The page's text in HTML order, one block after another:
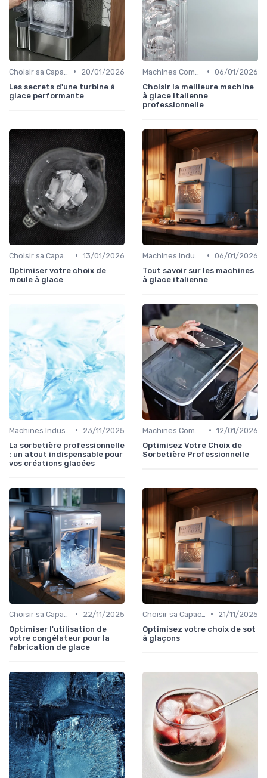
•
20/01/2026
Les secrets d'une turbine à
glace performante
• 06/01/2026
Choisir la meilleure machine
à glace italienne
professionnelle
• 13/01/2026
Optimiser votre choix de
moule à glace
• 06/01/2026
Tout savoir sur les machines
à glace italienne
•
23/11/2025
La sorbetière professionnelle
: un atout indispensable pour
vos créations glacées
• 12/01/2026
Optimisez Votre Choix de
Sorbetière Professionnelle
•
22/11/2025
Optimiser l'utilisation de
votre congélateur pour la
fabrication de glace
•
21/11/2025
Optimisez votre choix de sot
à glaçons